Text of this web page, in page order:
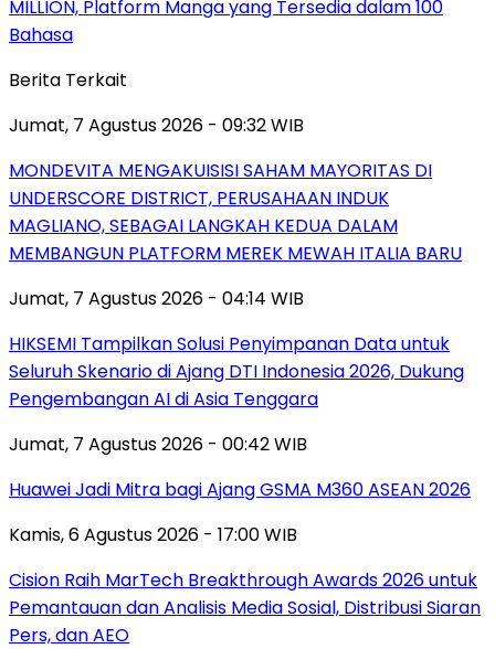
MILLION, Platform Manga yang Tersedia dalam 100
Bahasa
Berita Terkait
Jumat, 7 Agustus 2026 - 09:32 WIB
MONDEVITA MENGAKUISISI SAHAM MAYORITAS DI
UNDERSCORE DISTRICT, PERUSAHAAN INDUK
MAGLIANO, SEBAGAI LANGKAH KEDUA DALAM
MEMBANGUN PLATFORM MEREK MEWAH ITALIA BARU
Jumat, 7 Agustus 2026 - 04:14 WIB
HIKSEMI Tampilkan Solusi Penyimpanan Data untuk
Seluruh Skenario di Ajang DTI Indonesia 2026, Dukung
Pengembangan AI di Asia Tenggara
Jumat, 7 Agustus 2026 - 00:42 WIB
Huawei Jadi Mitra bagi Ajang GSMA M360 ASEAN 2026
Kamis, 6 Agustus 2026 - 17:00 WIB
Cision Raih MarTech Breakthrough Awards 2026 untuk
Pemantauan dan Analisis Media Sosial, Distribusi Siaran
Pers, dan AEO